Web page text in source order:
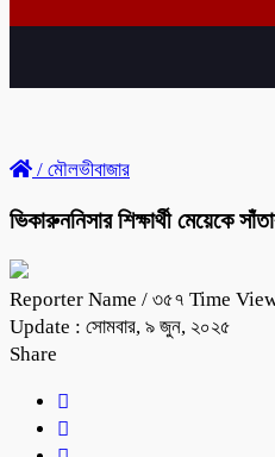
/ মৌলভীবাজার
ভিকারুননিসার শিক্ষার্থী মেয়েকে
Reporter Name / ৩৫৭ Time
Update : সোমবার, ৯ জুন, ২০২৫
Share